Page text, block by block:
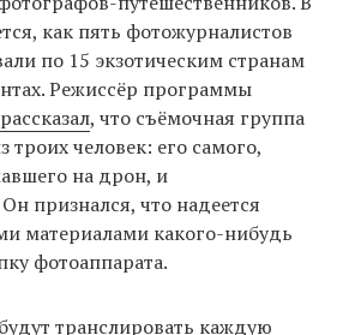
как пять фотожурналистов
по 15 экзотическим странам
Режиссёр программы
рассказал, что съёмочная группа
троих человек: его самого,
на дрон, и
признался, что надеется
материалами какого-нибудь
фотоаппарата.
транслировать каждую